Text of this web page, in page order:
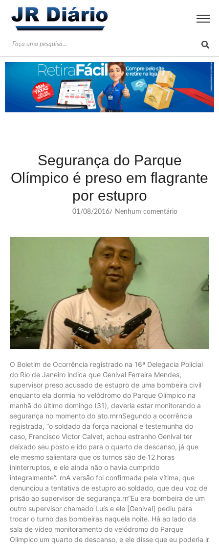
Segurança do Parque
Olímpico é preso em flagrante
por estupro
01/08/2016/ Nenhum comentário
O Boletim de Ocorrência registrado na 16ª Delegacia Policial
do Rio de Janeiro indica que Genival Ferreira Mendes,
supervisor preso acusado de estupro de uma bombeira civil
enquanto ela dormia no velódromo do Parque Olímpico na
manhã do último domingo (31), deveria estar monitorando a
segurança no momento do ato.rnrnSegundo a ocorrência
registrada, “o soldado da força nacional e testemunha do
caso, Francisco Victor Calvet, achou estranho Genival ter
deixado seu posto e ido para o quarto de descanso, já que
ele mesmo salientara que os turnos são de 12 horas
ininterruptos, e ele ainda não o havia cumprido
integralmente”. rnA versão foi confirmada pela vítima, que
denunciou a tentativa de estupro ao soldado, que deu voz de
prisão ao supervisor de segurança.rn“Eu era bombeira de um
outro supervisor chamado Luís e ele [Genival] pediu para
trocar o turno das bombeiras naquela noite. Há ao lado da
sala de vídeo monitoramento do velódromo do Parque
Olímpico um quarto de descanso, e ele disse que eu poderia ir